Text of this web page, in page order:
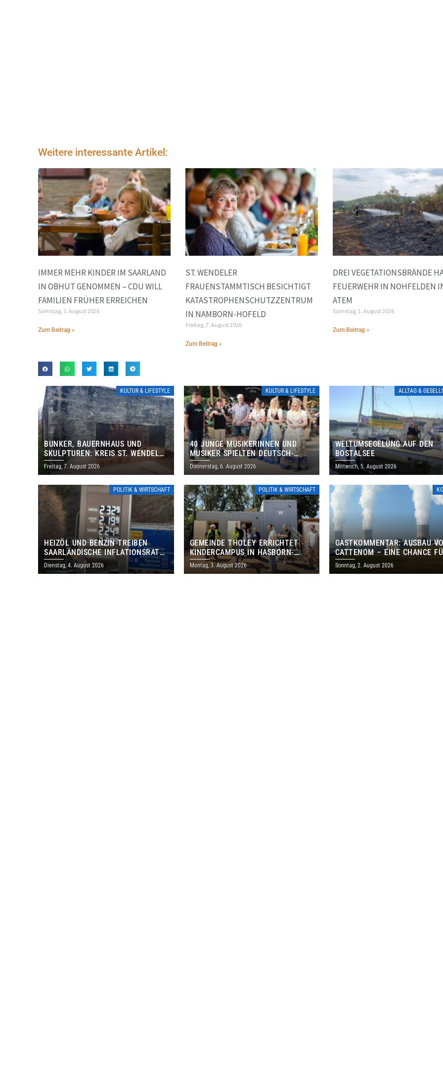
Weitere interessante Artikel:
IMMER MEHR KINDER IM SAARLAND
IN OBHUT GENOMMEN – CDU WILL
FAMILIEN FRÜHER ERREICHEN
Samstag, 1. August 2026
Zum Beitrag »
ST. WENDELER
FRAUENSTAMMTISCH BESICHTIGT
KATASTROPHENSCHUTZZENTRUM
IN NAMBORN-HOFELD
Freitag, 7. August 2026
Zum Beitrag »
DREI VEGETATIONSBRÄNDE
FEUERWEHR IN NOHFELDEN
ATEM
Samstag, 1. August 2026
Zum Beitrag »
KULTUR & LIFESTYLE
BUNKER, BAUERNHAUS UND
SKULPTUREN: KREIS ST. WENDEL
LÄDT ZUM TAG DES OFFENEN
DENKMALS EIN
Freitag, 7. August 2026
KULTUR & LIFESTYLE
40 JUNGE MUSIKERINNEN UND
MUSIKER SPIELTEN DEUTSCH-
BRASILIANISCHES PROGRAMM IN
THOLEY
Donnerstag, 6. August 2026
ALLTAG &
WELTUMSEGELUNG AUF DEN
BOSTALSEE
Mittwoch, 5. August 2026
POLITIK & WIRTSCHAFT
HEIZÖL UND BENZIN TREIBEN
SAARLÄNDISCHE INFLATIONSRATE
IM JULI AUF 3,2 PROZENT
Dienstag, 4. August 2026
POLITIK & WIRTSCHAFT
GEMEINDE THOLEY ERRICHTET
KINDERCAMPUS IN HASBORN-
DAUTWEILER FÜR RUND 8,5 BIS 9
MILLIONEN EURO
Montag, 3. August 2026
GASTKOMMENTAR: AUSBAU
CATTENOM – EINE CHANCE
LOTHRINGEN UND DAS
Sonntag, 2. August 2026